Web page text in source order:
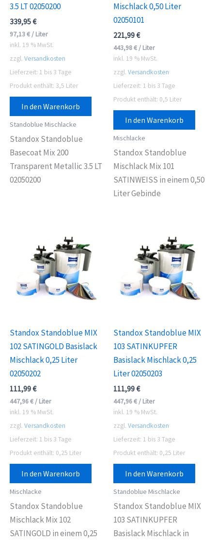
3.5 LT 02050200
339,95€
97,13€ / Liter
inkl. 19 % MwSt.
zzgl. Versandkosten
Lieferzeit: 1 bis 3 Tage
Produkt enthält: 3,5 Liter
In den Warenkorb
Standoblue Mischlacke
Standox Standoblue
Basecoat Mix 200
Transparent Metallic 3.5 LT
02050200
Mischlack 0,50 Liter
02050101
221,99€
443,98€ / Liter
inkl. 19 % MwSt.
zzgl. Versandkosten
Lieferzeit: 1 bis 3 Tage
Produkt enthält: 0,5 Liter
In den Warenkorb
Mischlacke
Standox Standoblue
Mischlack Mix 101
SATINWEISS in einem 0,50
Liter Gebinde
Standox Standoblue MIX
102 SATINGOLD Basislack
Mischlack 0,25 Liter
02050202
111,99€
447,96€ / Liter
inkl. 19 % MwSt.
zzgl. Versandkosten
Lieferzeit: 1 bis 3 Tage
Produkt enthält: 0,25 Liter
In den Warenkorb
Mischlacke
Standox Standoblue
Mischlack Mix 102
SATINGOLD in einem 0,25
Standox Standoblue MIX
103 SATINKUPFER
Basislack Mischlack 0,25
Liter 02050203
111,99€
447,96€ / Liter
inkl. 19 % MwSt.
zzgl. Versandkosten
Lieferzeit: 1 bis 3 Tage
Produkt enthält: 0,25 Liter
In den Warenkorb
Standoblue Mischlacke
Standox Standoblue MIX
103 SATINKUPFER
Basislack Mischlack in